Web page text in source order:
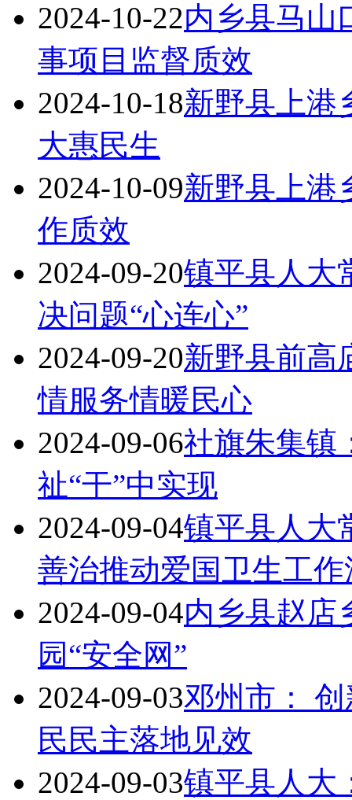
2024-10-22内乡县马山
事项目监督质效
2024-10-18新野县上港
大惠民生
2024-10-09新野县上港
作质效
2024-09-20镇平县人大
决问题“心连心”
2024-09-20新野县前高
情服务情暖民心
2024-09-06社旗朱集镇
祉“干”中实现
2024-09-04镇平县人大
善治推动爱国卫生工
2024-09-04内乡县赵店
园“安全网”
2024-09-03邓州市：
民民主落地见效
2024-09-03镇平县人大